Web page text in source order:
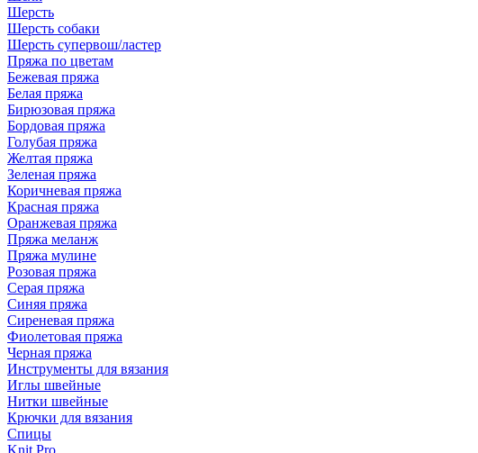
Шерсть
Шерсть собаки
Шерсть супервош/ластер
Пряжа по цветам
Бежевая пряжа
Белая пряжа
Бирюзовая пряжа
Бордовая пряжа
Голубая пряжа
Желтая пряжа
Зеленая пряжа
Коричневая пряжа
Красная пряжа
Оранжевая пряжа
Пряжа меланж
Пряжа мулине
Розовая пряжа
Серая пряжа
Синяя пряжа
Сиреневая пряжа
Фиолетовая пряжа
Черная пряжа
Инструменты для вязания
Иглы швейные
Нитки швейные
Крючки для вязания
Спицы
Knit Pro